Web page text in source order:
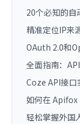
20个必知的自
精准定位IP来
OAuth 2.0和
全面指南：
Coze API接口
如何在 Apifox
轻松掌握外国